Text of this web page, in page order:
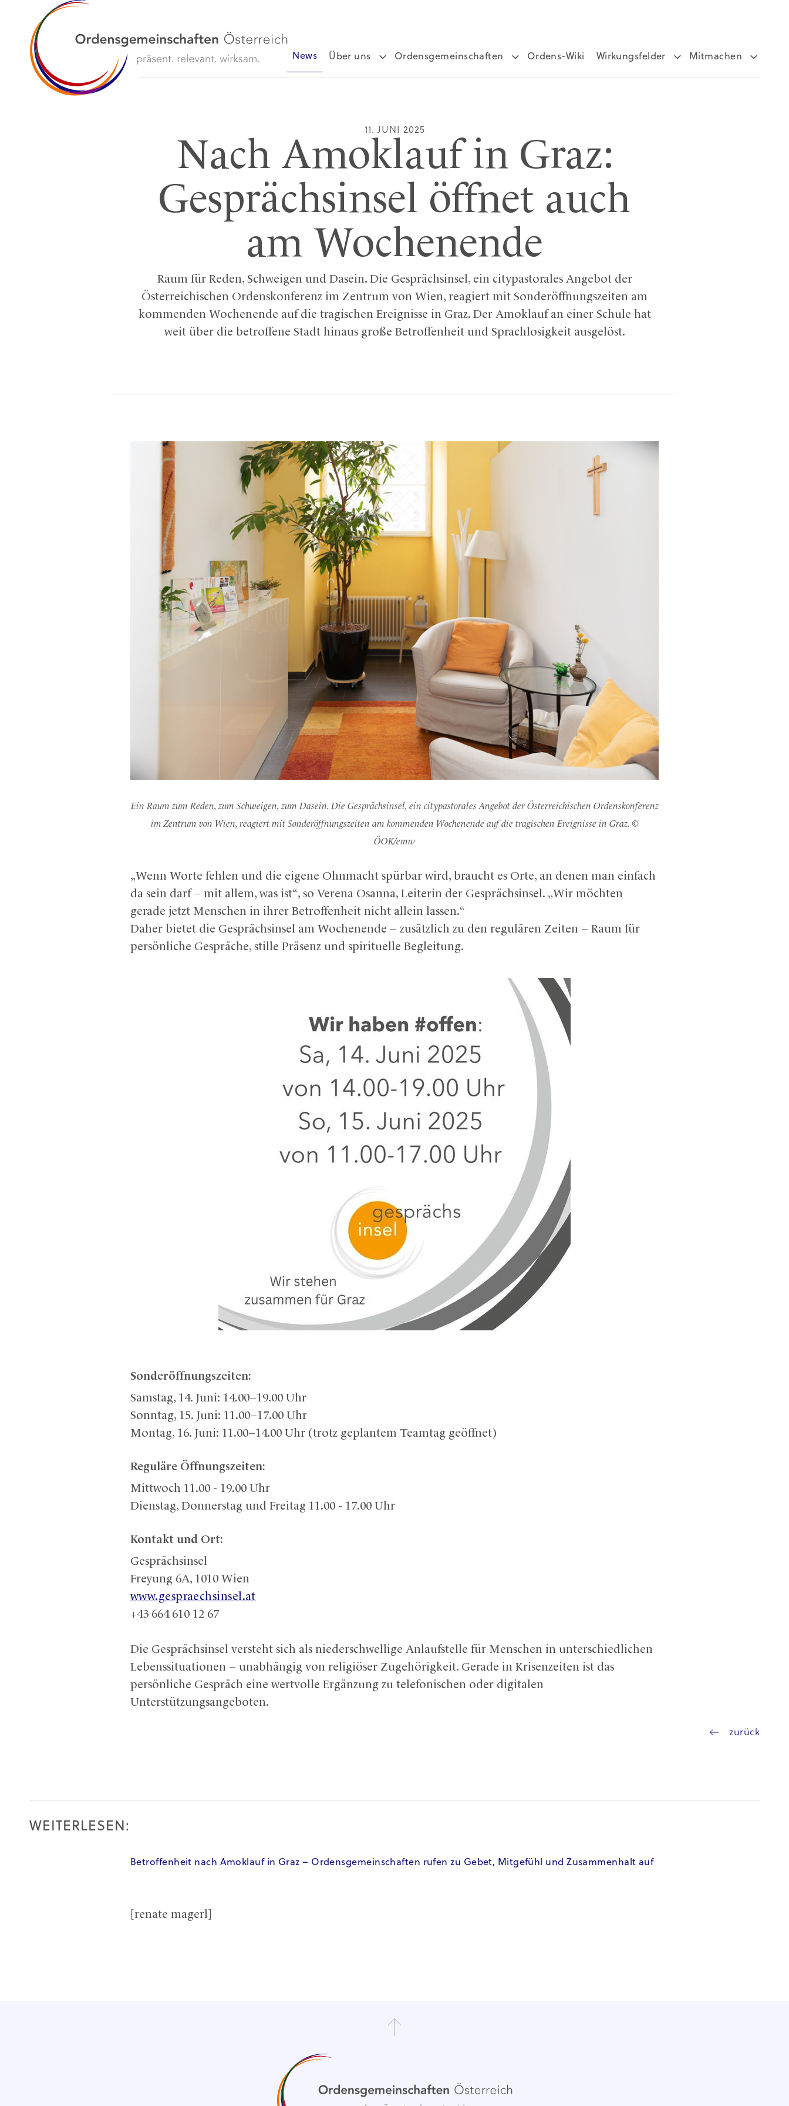
News Über uns Ordensgemeinschaften Ordens-Wiki Wirkungsfelder Mitmachen
11. JUNI 2025
Nach Amoklauf in Graz:
Gesprächsinsel öffnet auch
am Wochenende
Raum für Reden, Schweigen und Dasein. Die Gesprächsinsel, ein citypastorales Angebot der
Österreichischen Ordenskonferenz im Zentrum von Wien, reagiert mit Sonderöffnungszeiten am
kommenden Wochenende auf die tragischen Ereignisse in Graz. Der Amoklauf an einer Schule hat
weit über die betroffene Stadt hinaus große Betroffenheit und Sprachlosigkeit ausgelöst.
Ein Raum zum Reden, zum Schweigen, zum Dasein. Die Gesprächsinsel, ein citypastorales Angebot der Österreichischen Ordenskonferenz
im Zentrum von Wien, reagiert mit Sonderöffnungszeiten am kommenden Wochenende auf die tragischen Ereignisse in Graz. ©
ÖOK/emw
„Wenn Worte fehlen und die eigene Ohnmacht spürbar wird, braucht es Orte, an denen man einfach
da sein darf – mit allem, was ist“, so Verena Osanna, Leiterin der Gesprächsinsel. „Wir möchten
gerade jetzt Menschen in ihrer Betroffenheit nicht allein lassen.“
Daher bietet die Gesprächsinsel am Wochenende – zusätzlich zu den regulären Zeiten – Raum für
persönliche Gespräche, stille Präsenz und spirituelle Begleitung.
Sonderöffnungszeiten:
Samstag, 14. Juni: 14.00–19.00 Uhr
Sonntag, 15. Juni: 11.00–17.00 Uhr
Montag, 16. Juni: 11.00–14.00 Uhr (trotz geplantem Teamtag geöffnet)
Reguläre Öffnungszeiten:
Mittwoch 11.00 - 19.00 Uhr
Dienstag, Donnerstag und Freitag 11.00 - 17.00 Uhr
Kontakt und Ort:
Gesprächsinsel
Freyung 6A, 1010 Wien
www.gespraechsinsel.at
+43 664 610 12 67
Die Gesprächsinsel versteht sich als niederschwellige Anlaufstelle für Menschen in unterschiedlichen
Lebenssituationen – unabhängig von religiöser Zugehörigkeit. Gerade in Krisenzeiten ist das
persönliche Gespräch eine wertvolle Ergänzung zu telefonischen oder digitalen
Unterstützungsangeboten.
zurück
WEITERLESEN:
Betroffenheit nach Amoklauf in Graz – Ordensgemeinschaften rufen zu Gebet, Mitgefühl und Zusammenhalt auf
[renate magerl]